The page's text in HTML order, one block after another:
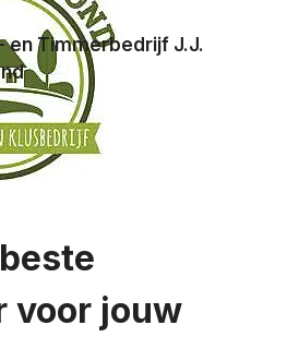
en Timmerbedrijf J.J.
voor jouw